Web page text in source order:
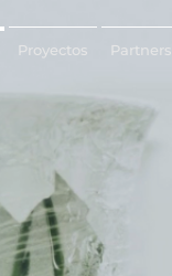
Proyectos Partners